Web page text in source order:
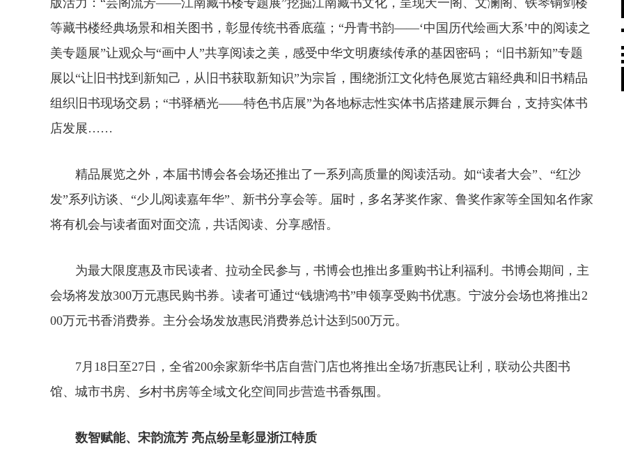
版活力：“芸阁流芳——江南藏书楼专题展”挖掘江南藏书文化，呈现天一阁、文澜阁、铁琴铜剑楼
等藏书楼经典场景和相关图书，彰显传统书香底蕴；“丹青书韵——‘中国历代绘画大系’中的阅读之
美专题展”让观众与“画中人”共享阅读之美，感受中华文明赓续传承的基因密码； “旧书新知”专题
展以“让旧书找到新知己，从旧书获取新知识”为宗旨，围绕浙江文化特色展览古籍经典和旧书精品
组织旧书现场交易；“书驿栖光——特色书店展”为各地标志性实体书店搭建展示舞台，支持实体书
店发展……
精品展览之外，本届书博会各会场还推出了一系列高质量的阅读活动。如“读者大会”、“红沙
发”系列访谈、“少儿阅读嘉年华”、新书分享会等。届时，多名茅奖作家、鲁奖作家等全国知名作家
将有机会与读者面对面交流，共话阅读、分享感悟。
为最大限度惠及市民读者、拉动全民参与，书博会也推出多重购书让利福利。书博会期间，主
会场将发放300万元惠民购书券。读者可通过“钱塘鸿书”申领享受购书优惠。宁波分会场也将推出2
00万元书香消费券。主分会场发放惠民消费券总计达到500万元。
7月18日至27日，全省200余家新华书店自营门店也将推出全场7折惠民让利，联动公共图书
馆、城市书房、乡村书房等全域文化空间同步营造书香氛围。
数智赋能、宋韵流芳 亮点纷呈彰显浙江特质